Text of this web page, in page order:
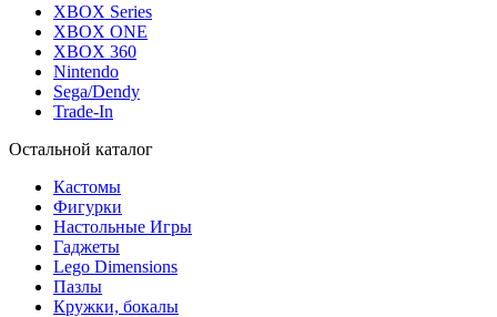
XBOX Series
XBOX ONE
XBOX 360
Nintendo
Sega/Dendy
Trade-In
Остальной каталог
Кастомы
Фигурки
Настольные Игры
Гаджеты
Lego Dimensions
Пазлы
Кружки, бокалы